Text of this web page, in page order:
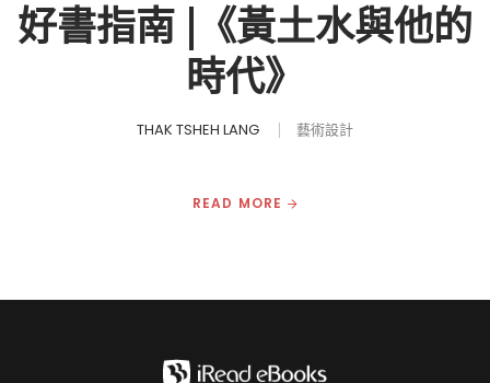
好書指南 |《黃土水與他的
時代》
THAK TSHEH LANG 藝術設計
READ MORE